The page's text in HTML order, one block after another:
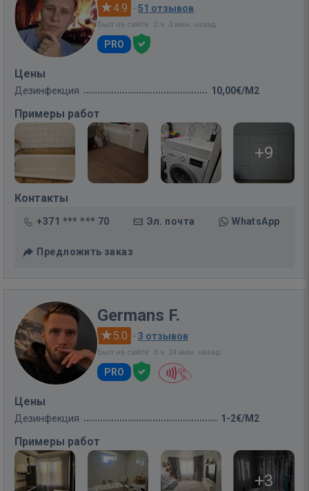
4.9 · 51 отзывов
Был на сайте: 2 ч. 3 мин. назад
PRO
Цены
Дезинфекция 10,00€/M2
Примеры работ
+9
Контакты
+371 *** *** 70 Эл. почта WhatsApp
Предложить заказ
Germans F.
5.0 · 3 отзывов
Был на сайте: 3 ч. 24 мин. назад
PRO
Цены
Дезинфекция 1-2€/M2
Примеры работ
+3